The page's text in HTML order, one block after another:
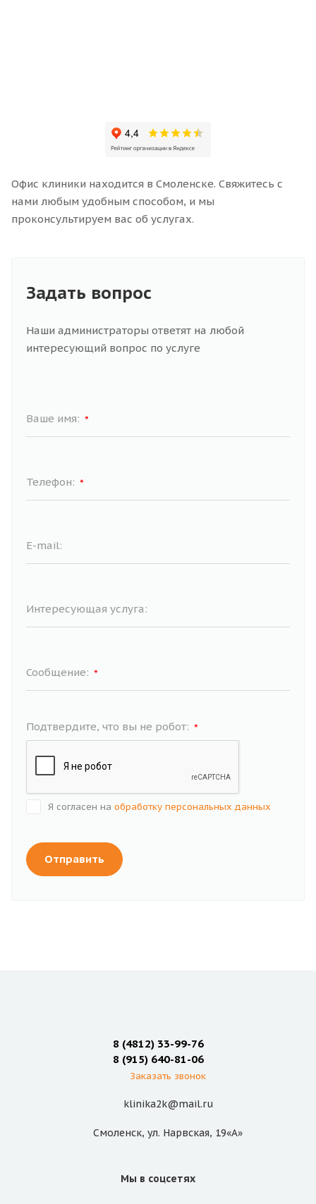
Офис клиники находится в Смоленске. Свяжитесь с
нами любым удобным способом, и мы
проконсультируем вас об услугах.
Задать вопрос
Наши администраторы ответят на любой
интересующий вопрос по услуге
Ваше имя: *
Телефон: *
E-mail:
Интересующая услуга:
Сообщение: *
Подтвердите, что вы не робот: *
Я согласен на обработку персональных данных
Отправить
8 (4812) 33-99-76
8 (915) 640-81-06
Заказать звонок
klinika2k@mail.ru
Смоленск, ул. Нарвская, 19«А»
Мы в соцсетях